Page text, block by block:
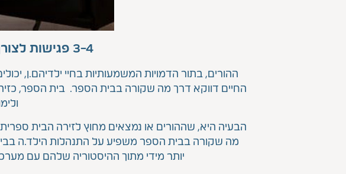
3-4 פגישות לצורך אבחון ובניית תוכנית פעולה מקיפה
ההורים, בתור הדמויות המשמעותיות בחיי ילדיהם.ן,
החיים דווקא דרך מה שקורה בבית הספר. בית הספר,
הבעיה היא, שההורים או נמצאים מחוץ לזירה הבית
מה שקורה בבית הספר משפיע על התנהלות הילד.ה
יותר מידי מתוך ההיסטוריה שלהם עם